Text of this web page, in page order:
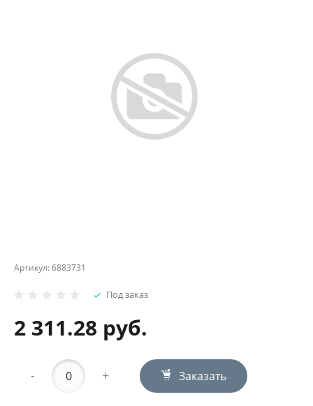
Артикул:6883731
Под заказ
2 311.28 руб.
- + Заказать